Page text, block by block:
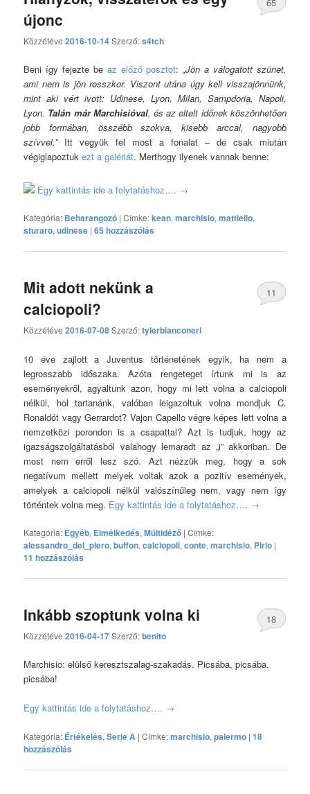
újonc
Közzétéve2016-10-14Szerző:s4tch
65
Beni így fejezte be az előző posztot:„Jön a válogatott szünet,
ami nem is jön rosszkor. Viszont utána úgy kell visszajönnünk,
mint aki vért ivott: Udinese, Lyon, Milan, Sampdoria, Napoli,
Lyon. Talán már Marchisióval, és az eltelt időnek köszönhetően
jobb formában, összébb szokva, kisebb arccal, nagyobb
szívvel.”Itt vegyük fel most a fonalat – de csak miután
végiglapoztukezt a galériát. Merthogy ilyenek vannak benne:
Egy kattintás ide a folytatáshoz…. →
Kategória: Beharangozó |Címke:kean,marchisio,mattiello,
sturaro,udinese |65 hozzászólás
Mit adott nekünk a
calciopoli?
Közzétéve2016-07-08Szerző:tylerbianconeri
11
10 éve zajlott a Juventus történetének egyik, ha nem a
legrosszabb időszaka. Azóta rengeteget írtunk mi is az
eseményekről, agyaltunk azon, hogy mi lett volna a calciopoli
nélkül, hol tartanánk, valóban leigazoltuk volna mondjuk C.
Ronaldót vagy Gerrardot? Vajon Capello végre képes lett volna a
nemzetközi porondon is a csapattal? Azt is tudjuk, hogy az
igazságszolgáltatásból valahogy lemaradt az „i” akkoriban. De
most nem erről lesz szó. Azt nézzük meg, hogy a sok
negatívum mellett melyek voltak azok a pozitív események,
amelyek a calciopoli nélkül valószínűleg nem, vagy nem így
történtek volna meg. Egy kattintás ide a folytatáshoz…. →
Kategória: Egyéb, Elmélkedés,Múltidéző |Címke:
alessandro_del_piero,buffon,calciopoli,conte,marchisio, Pirlo |
11 hozzászólás
Inkább szoptunk volna ki
Közzétéve2016-04-17Szerző:benito
18
Marchisio: elülső keresztszalag-szakadás. Picsába, picsába,
picsába!
Egy kattintás ide a folytatáshoz…. →
Kategória: Értékelés,Serie A |Címke:marchisio,palermo |18
hozzászólás